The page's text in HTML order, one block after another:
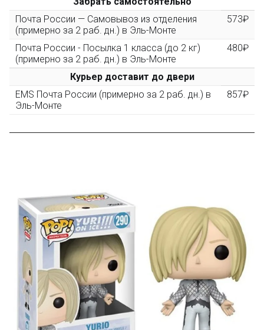
3000 рублей, Вы получите постоянную скидку на все
повторные заказы - 10%
Скидка за обзор
(фото сборки) до 10%
Пришлите фото поэтапной сборки купленного
конструктора и получите дополнительную скидку
10% при покупке следующего набора (не дороже 10
Оставьте отзыв (не менее 50 символов) о товаре на
нашем сайте и получите купон на скидку 50₽ за
текстовый отзыв или 100₽ за отзыв с фото.
Скидка за отзыв
на Яндекс.Маркете 150₽
Оставьте отзыв (не менее 50 символов) о товаре
через системуЯндекс.Маркет
с обязательным
указанием номера и даты заказа в нашем магазине
и получите купон на скидку 150₽
Почта России — Самовывоз из отделения
(примерно за 2 раб. дн.) в Эль-Монте
573₽
Почта России - Посылка 1 класса (до 2 кг)
(примерно за 2 раб. дн.) в Эль-Монте
480₽
Курьер доставит до двери
EMS Почта России (примерно за 2 раб. дн.) в
Эль-Монте
857₽